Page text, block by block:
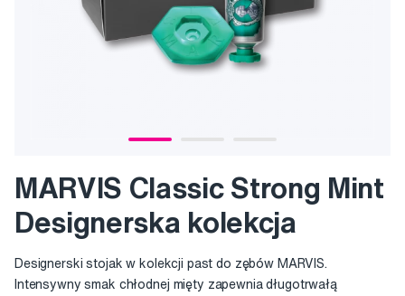
MARVIS Classic Strong Mint
Designerska kolekcja
Designerski stojak w kolekcji past do zębów MARVIS.
Intensywny smak chłodnej mięty zapewnia długotrwałą